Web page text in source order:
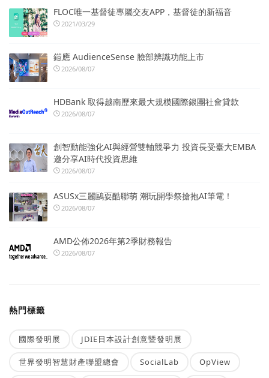
FLOC唯一基督徒專屬交友APP，基督徒的新福音
2021/03/29
鎧應 AudienceSense 臉部辨識功能上市
2026/08/07
HDBank 取得越南歷來最大規模國際銀團社會貸款
2026/08/07
創智動能強化AI與經營雙軸競爭力 投資長受臺大EMBA
邀分享AI時代投資思維
2026/08/07
ASUSx三麗鷗耍酷聯萌 潮玩開學祭搶抱AI筆電！
2026/08/07
AMD公佈2026年第2季財務報告
2026/08/07
熱門標籤
國際發明展 JDIE日本設計創意暨發明展
世界發明智慧財產聯盟總會 SocialLab OpView